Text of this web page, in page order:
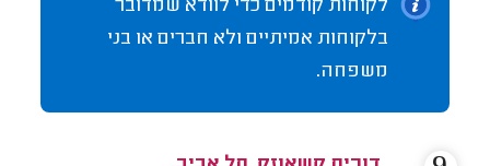
לקוחות קודמים כדי לוודא שמדובר
בלקוחות אמיתיים ולא חברים או בני
משפחה.